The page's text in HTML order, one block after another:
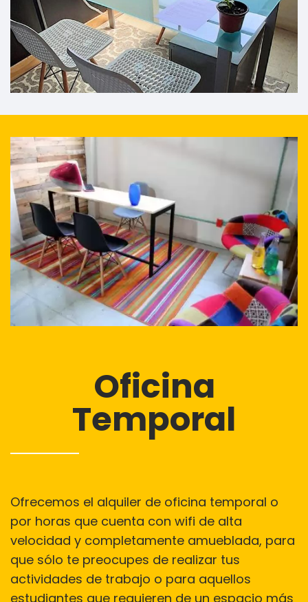
Oficina
Temporal
Ofrecemos el alquiler de oficina temporal o
por horas que cuenta con wifi de alta
velocidad y completamente amueblada, para
que sólo te preocupes de realizar tus
actividades de trabajo o para aquellos
estudiantes que requieren de un espacio más